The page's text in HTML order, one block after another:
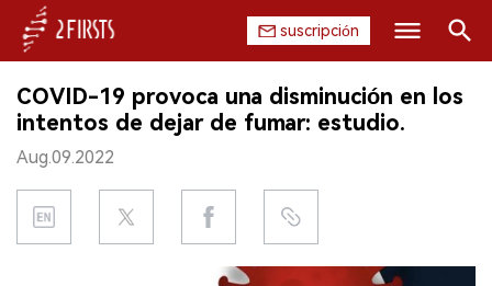
suscripción
INICIO
EMPRESA
PRODUCTO
Buscar
COVID-19 provoca una disminución en los
intentos de dejar de fumar: estudio.
Aug.09.2022